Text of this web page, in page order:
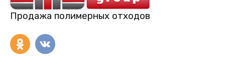
Продажа полимерных отходов